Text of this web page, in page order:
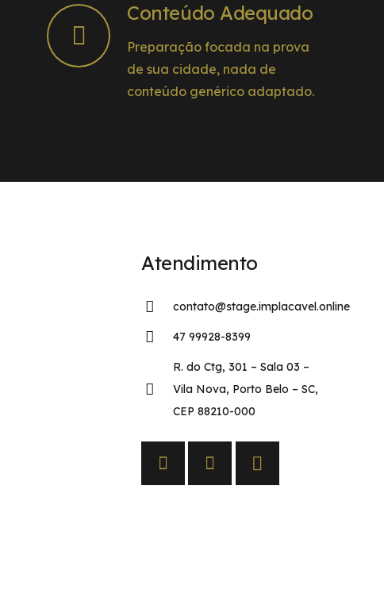
Conteúdo Adequado
Preparação focada na prova
de sua cidade, nada de
conteúdo genérico adaptado.
Atendimento
contato@stage.implacavel.online
47 99928-8399
R. do Ctg, 301 – Sala 03 –
Vila Nova, Porto Belo – SC,
CEP 88210-000